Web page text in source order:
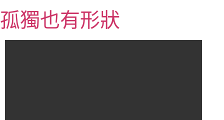
至
主
要
孤獨也有形狀